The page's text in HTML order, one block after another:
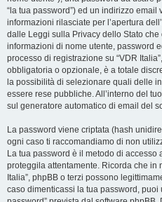
“la tua password”) ed un indirizzo email
informazioni rilasciate per l’apertura
dalle Leggi sulla Privacy dello Stato
informazioni di nome utente, password
processo di registrazione su “VDR
obbligatoria o opzionale, è a totale
la possibilità di selezionare quali delle
essere rese pubbliche. All’interno del
sul generatore automatico di email del
La password viene criptata (hash
ogni caso ti raccomandiamo di non
La tua password è il metodo di accesso
proteggila attentamente. Ricorda che in
Italia”, phpBB o terzi possono
caso dimenticassi la tua password, puoi